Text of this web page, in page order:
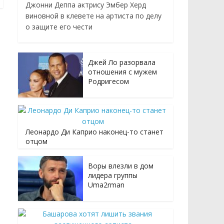
Джонни Деппа актрису Эмбер Херд
виновной в клевете на артиста по делу
о защите его чести
Джей Ло разорвала
отношения с мужем
Родригесом
Леонардо Ди Каприо наконец-то станет
отцом
Воры влезли в дом
лидера группы
Uma2rman